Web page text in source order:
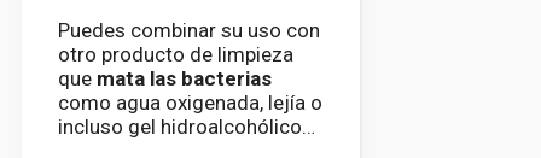
Puedes combinar su uso con
otro producto de limpieza
que mata las bacterias
como agua oxigenada, lejía o
incluso gel hidroalcohólico…